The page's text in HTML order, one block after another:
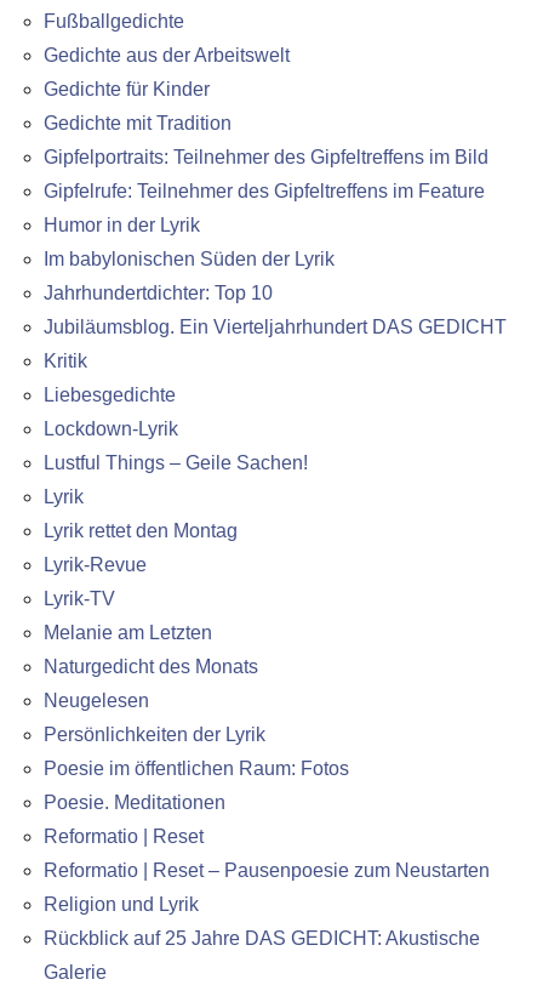
Fußballgedichte
Gedichte aus der Arbeitswelt
Gedichte für Kinder
Gedichte mit Tradition
Gipfelportraits: Teilnehmer des Gipfeltreffens im Bild
Gipfelrufe: Teilnehmer des Gipfeltreffens im Feature
Humor in der Lyrik
Im babylonischen Süden der Lyrik
Jahrhundertdichter: Top 10
Jubiläumsblog. Ein Vierteljahrhundert DAS GEDICHT
Kritik
Liebesgedichte
Lockdown-Lyrik
Lustful Things – Geile Sachen!
Lyrik
Lyrik rettet den Montag
Lyrik-Revue
Lyrik-TV
Melanie am Letzten
Naturgedicht des Monats
Neugelesen
Persönlichkeiten der Lyrik
Poesie im öffentlichen Raum: Fotos
Poesie. Meditationen
Reformatio | Reset
Reformatio | Reset – Pausenpoesie zum Neustarten
Religion und Lyrik
Rückblick auf 25 Jahre DAS GEDICHT: Akustische
Galerie